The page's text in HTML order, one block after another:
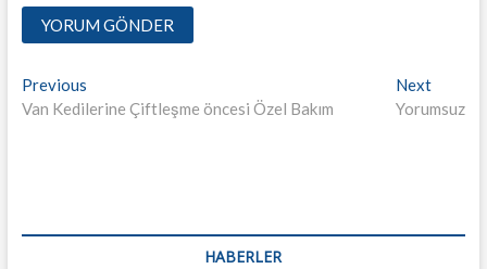
Yazı
dolaşımı
PreviousPrevious
post:
Van Kedilerine Çiftleşme öncesi Özel Bakım
NextNext
post:
Yorumsuz
HABERLER